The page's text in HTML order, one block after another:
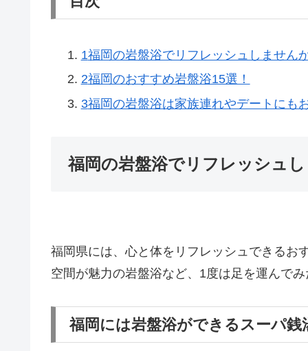
1福岡の岩盤浴でリフレッシュしません
2福岡のおすすめ岩盤浴15選！
3福岡の岩盤浴は家族連れやデートにも
福岡の岩盤浴でリフレッシュ
福岡県には、心と体をリフレッシュできるお
空間が魅力の岩盤浴など、1度は足を運んでみ
福岡には岩盤浴ができるスーパ